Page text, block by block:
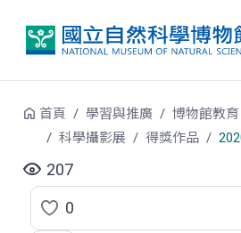
首頁 學習與推廣 博物館教育
科學攝影展
得獎作品
207
點
0